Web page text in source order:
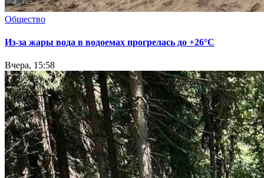
Общество
Из-за жары вода в водоемах прогрелась до +26°C
Вчера, 15:58